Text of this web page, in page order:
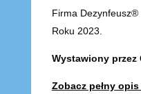
Firma Dezynfeusz®
Roku 2023.
Wystawiony przez
Zobacz pełny